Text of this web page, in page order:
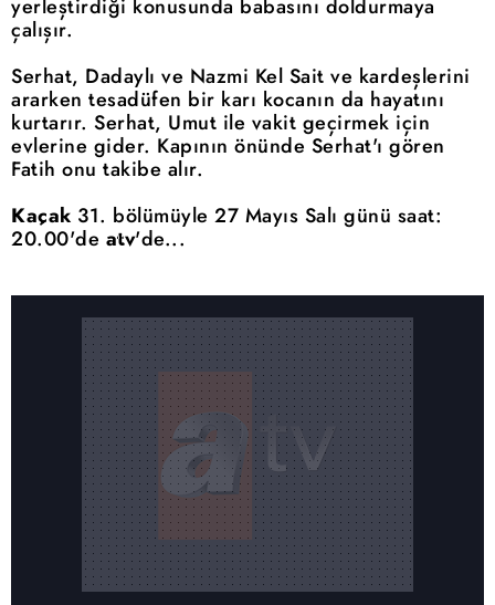
yerleştirdiği konusunda babasını doldurmaya
çalışır.
Serhat, Dadaylı ve Nazmi Kel Sait ve kardeşlerini
ararken tesadüfen bir karı kocanın da hayatını
kurtarır. Serhat, Umut ile vakit geçirmek için
evlerine gider. Kapının önünde Serhat'ı gören
Fatih onu takibe alır.
Kaçak 31. bölümüyle 27 Mayıs Salı günü saat:
20.00'de atv'de...